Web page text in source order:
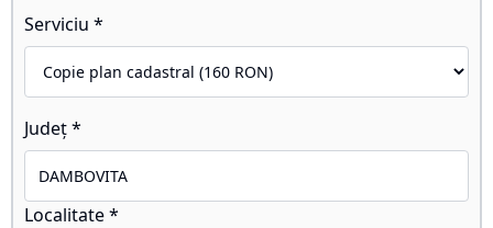
Serviciu *
Județ *
Localitate *